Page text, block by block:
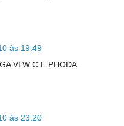
às 19:49
VLW C E PHODA
às 23:20